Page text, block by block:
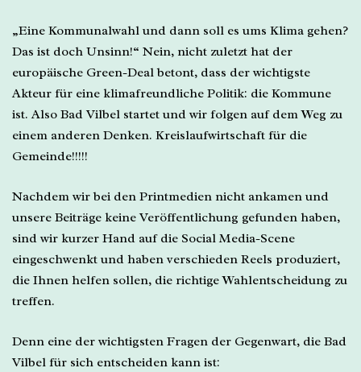
„Eine Kommunalwahl und dann soll es ums Klima gehen?
Das ist doch Unsinn!“ Nein, nicht zuletzt hat der
europäische Green-Deal betont, dass der wichtigste
Akteur für eine klimafreundliche Politik: die Kommune
ist. Also Bad Vilbel startet und wir folgen auf dem Weg zu
einem anderen Denken. Kreislaufwirtschaft für die
Gemeinde!!!!!
Nachdem wir bei den Printmedien nicht ankamen und
unsere Beiträge keine Veröffentlichung gefunden haben,
sind wir kurzer Hand auf die Social Media-Scene
eingeschwenkt und haben verschieden Reels produziert,
die Ihnen helfen sollen, die richtige Wahlentscheidung zu
treffen.
Denn eine der wichtigsten Fragen der Gegenwart, die Bad
Vilbel für sich entscheiden kann ist: